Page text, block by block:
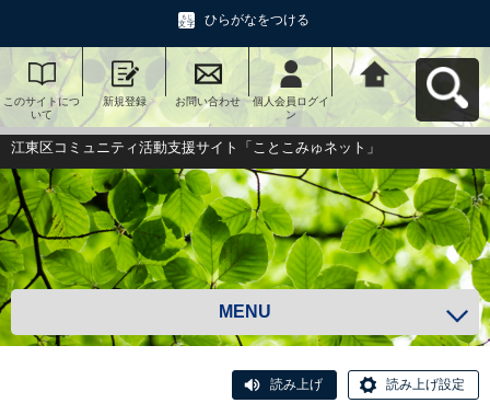
ひらがなをつける
このサイトにつ
いて
新規登録 お問い合わせ
個人会員ログイ
ン
江東区コミュニ
ティ活動支援サ
イト「ことこみ
ゅネット」へ戻
る
江東区コミュニティ活動支援サイト「ことこみゅネット」
MENU
読み上げ 読み上げ設定